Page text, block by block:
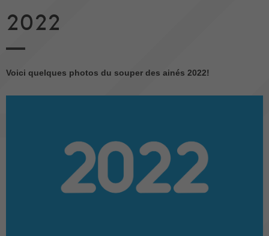
2022
Voici quelques photos du souper des ainés 2022!